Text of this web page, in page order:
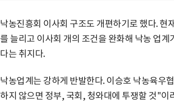
낙농진흥회 이사회 구조도 개편하기로 했다. 현
를 늘리고 이사회 개의 조건을 완화해 낙농 업
다는 취지다.
낙농업계는 강하게 반발한다. 이승호 낙농육우
하지 않으면 정부, 국회, 청와대에 투쟁할 것"이